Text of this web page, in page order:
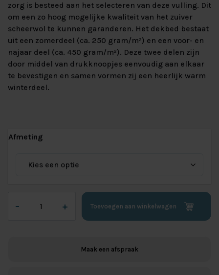
zorg is besteed aan het selecteren van deze vulling. Dit
om een zo hoog mogelijke kwaliteit van het zuiver
scheerwol te kunnen garanderen. Het dekbed bestaat
uit een zomerdeel (ca. 250 gram/m²) en een voor- en
najaar deel (ca. 450 gram/m²). Deze twee delen zijn
door middel van drukknoopjes eenvoudig aan elkaar
te bevestigen en samen vormen zij een heerlijk warm
winterdeel.
Afmeting
–
Wool
+ Toevoegen aan winkelwagen
Maak een afspraak